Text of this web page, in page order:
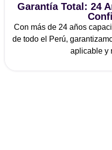
Garantía Total: 24
Con más de 24 años
de todo el Perú,
aplicable y